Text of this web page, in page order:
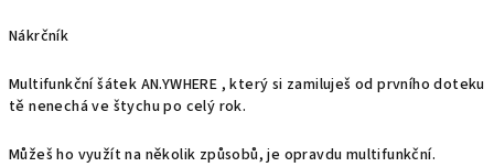
Nákrčník
Multifunkční šátek AN.YWHERE , který si zamiluješ od prvního doteku
tě nenechá ve štychu po celý rok.
Můžeš ho využít na několik způsobů, je opravdu multifunkční.